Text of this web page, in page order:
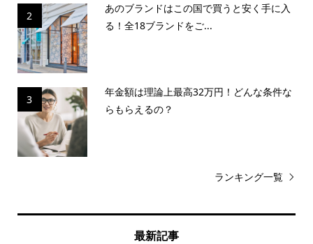
2
あのブランドはこの国で買うと安く手に入
る！全18ブランドをご...
3
年金額は理論上最高32万円！どんな条件な
らもらえるの？
ランキング一覧
最新記事